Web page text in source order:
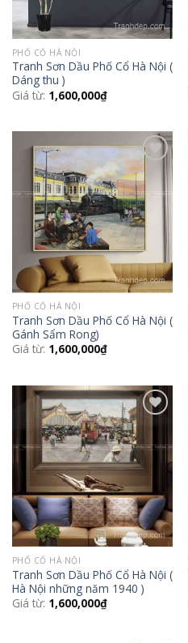
PHỐ CỔ HÀ NỘI
Tranh Sơn Dầu Phố Cổ Hà Nội (
Dáng thu )
Giá từ: 1,600,000₫
Add to
Wishlist
PHỐ CỔ HÀ NỘI
Tranh Sơn Dầu Phố Cổ Hà Nội (
Gánh Sẩm Rong)
Giá từ: 1,600,000₫
Add to
Wishlist
PHỐ CỔ HÀ NỘI
Tranh Sơn Dầu Phố Cổ Hà Nội (
Hà Nội những năm 1940 )
Giá từ: 1,600,000₫